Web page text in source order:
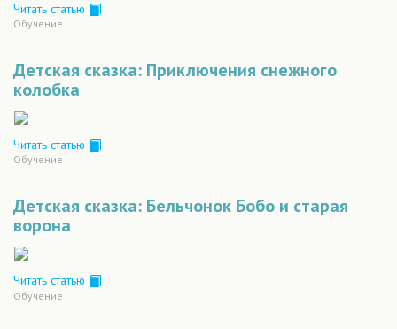
Читать статью
Обучение
Детская сказка: Приключения снежного
колобка
Читать статью
Обучение
Детская сказка: Бельчонок Бобо и старая
ворона
Читать статью
Обучение